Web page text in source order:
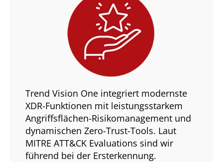
Trend Vision One integriert modernste
XDR-Funktionen mit leistungsstarkem
Angriffsflächen-Risikomanagement und
dynamischen Zero-Trust-Tools. Laut
MITRE ATT&CK Evaluations sind wir
führend bei der Ersterkennung.